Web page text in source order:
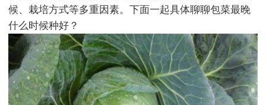
候、栽培方式等多重因素。下面一起具体聊聊包菜最晚
什么时候种好？